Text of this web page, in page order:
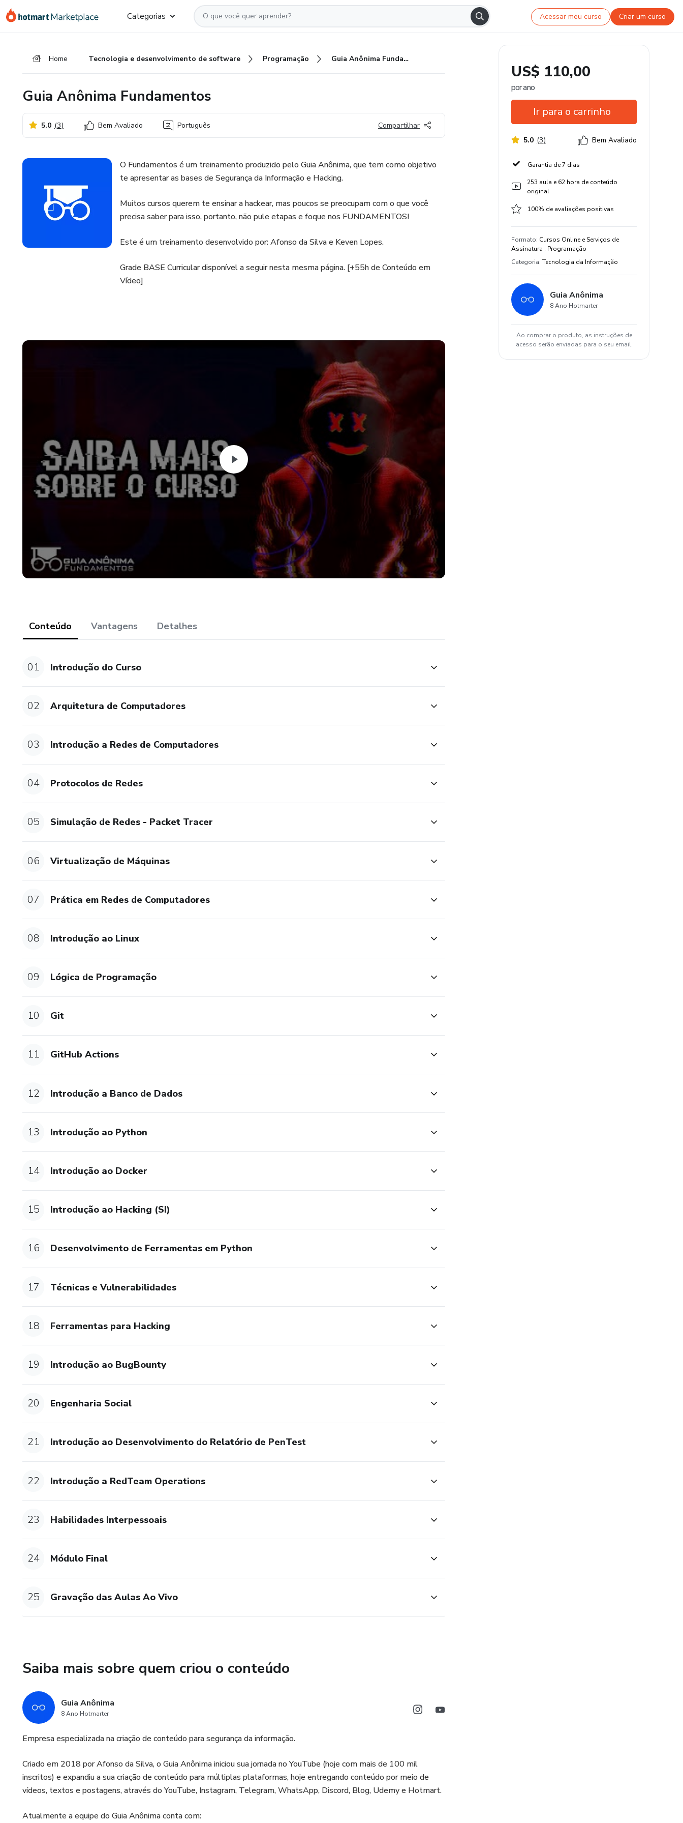
para
para
para
Categorias Acessar meu curso Criar um curso
Home Tecnologia e desenvolvimento de software Programação Guia Anônima Fundamentos
Guia Anônima Fundamentos
5.0 (3) Bem Avaliado Português Compartilhar
O Fundamentos é um treinamento produzido pelo Guia Anônima, que tem como objetivo
te apresentar as bases de Segurança da Informação e Hacking.
Muitos cursos querem te ensinar a hackear, mas poucos se preocupam com o que você
precisa saber para isso, portanto, não pule etapas e foque nos FUNDAMENTOS!
Este é um treinamento desenvolvido por: Afonso da Silva e Keven Lopes.
Grade BASE Curricular disponível a seguir nesta mesma página. [+55h de Conteúdo em
Vídeo]
Conteúdo Vantagens Detalhes
01 Introdução do Curso
02 Arquitetura de Computadores
03 Introdução a Redes de Computadores
04 Protocolos de Redes
05 Simulação de Redes - Packet Tracer
06 Virtualização de Máquinas
07 Prática em Redes de Computadores
08 Introdução ao Linux
09 Lógica de Programação
10 Git
11 GitHub Actions
12 Introdução a Banco de Dados
13 Introdução ao Python
14 Introdução ao Docker
15 Introdução ao Hacking (SI)
16 Desenvolvimento de Ferramentas em Python
17 Técnicas e Vulnerabilidades
18 Ferramentas para Hacking
19 Introdução ao BugBounty
20 Engenharia Social
21 Introdução ao Desenvolvimento do Relatório de PenTest
22 Introdução a RedTeam Operations
23 Habilidades Interpessoais
24 Módulo Final
25 Gravação das Aulas Ao Vivo
Saiba mais sobre quem criou o conteúdo
Guia Anônima
8 Ano Hotmarter
Empresa especializada na criação de conteúdo para segurança da informação.
Criado em 2018 por Afonso da Silva, o Guia Anônima iniciou sua jornada no YouTube (hoje com mais de 100 mil
inscritos) e expandiu a sua criação de conteúdo para múltiplas plataformas, hoje entregando conteúdo por meio de
vídeos, textos e postagens, através do YouTube, Instagram, Telegram, WhatsApp, Discord, Blog, Udemy e Hotmart.
Atualmente a equipe do Guia Anônima conta com:
US$ 110,00
por ano
Ir para o carrinho
5.0 (3) Bem Avaliado
Garantia de 7 dias
253 aula e 62 hora de conteúdo
original
100% de avaliações positivas
Formato: Cursos Online e Serviços de
Assinatura . Programação
Categoria: Tecnologia da Informação
Guia Anônima
8 Ano Hotmarter
Ao comprar o produto, as instruções de
acesso serão enviadas para o seu email.